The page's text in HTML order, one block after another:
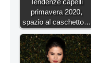
Tendenze capelli
primavera 2020,
spazio al caschetto…